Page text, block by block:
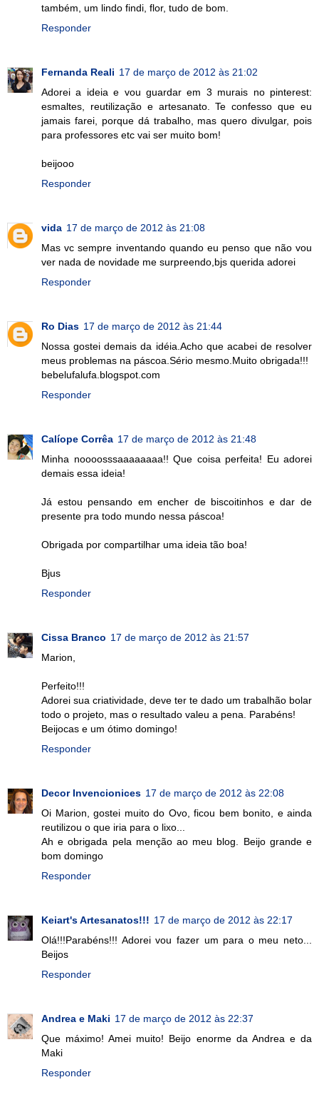
também, um lindo findi, flor, tudo de bom.
Responder
Fernanda Reali 17 de março de 2012 às 21:02
Adorei a ideia e vou guardar em 3 murais no pinterest:
esmaltes, reutilização e artesanato. Te confesso que eu
jamais farei, porque dá trabalho, mas quero divulgar, pois
para professores etc vai ser muito bom!
beijooo
Responder
vida 17 de março de 2012 às 21:08
Mas vc sempre inventando quando eu penso que não vou
ver nada de novidade me surpreendo,bjs querida adorei
Responder
Ro Dias 17 de março de 2012 às 21:44
Nossa gostei demais da idéia.Acho que acabei de resolver
meus problemas na páscoa.Sério mesmo.Muito obrigada!!!
bebelufalufa.blogspot.com
Responder
Calíope Corrêa 17 de março de 2012 às 21:48
Minha noooosssaaaaaaaa!! Que coisa perfeita! Eu adorei
demais essa ideia!
Já estou pensando em encher de biscoitinhos e dar de
presente pra todo mundo nessa páscoa!
Obrigada por compartilhar uma ideia tão boa!
Bjus
Responder
Cissa Branco 17 de março de 2012 às 21:57
Marion,
Perfeito!!!
Adorei sua criatividade, deve ter te dado um trabalhão bolar
todo o projeto, mas o resultado valeu a pena. Parabéns!
Beijocas e um ótimo domingo!
Responder
Decor Invencionices 17 de março de 2012 às 22:08
Oi Marion, gostei muito do Ovo, ficou bem bonito, e ainda
reutilizou o que iria para o lixo...
Ah e obrigada pela menção ao meu blog. Beijo grande e
bom domingo
Responder
Keiart's Artesanatos!!! 17 de março de 2012 às 22:17
Olá!!!Parabéns!!! Adorei vou fazer um para o meu neto...
Beijos
Responder
Andrea e Maki 17 de março de 2012 às 22:37
Que máximo! Amei muito! Beijo enorme da Andrea e da
Maki
Responder